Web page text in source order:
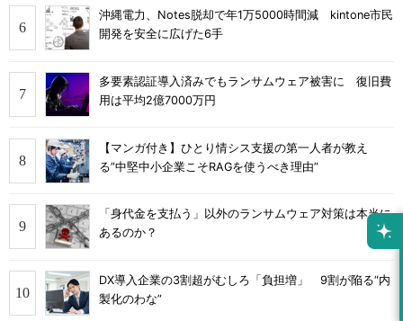
沖縄電力、Notes脱却で年1万5000時間減 kintone市民
開発を安全に広げた6手
多要素認証導入済みでもランサムウェア被害に 復旧費
用は平均2億7000万円
【マンガ付き】ひとり情シス支援の第一人者が教え
る”中堅中小企業こそRAGを使うべき理由”
「身代金を支払う」以外のランサムウェア対策は本当に
あるのか？
DX導入企業の3割超がむしろ「負担増」 9割が陥る“内
製化のわな”